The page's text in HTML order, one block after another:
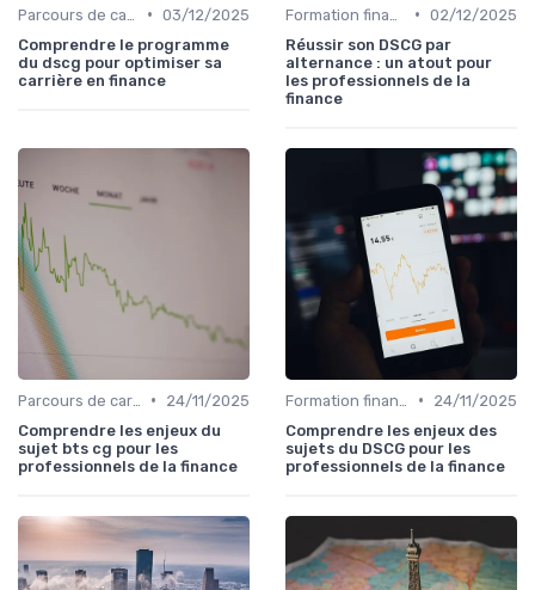
• 03/12/2025
Comprendre le programme
du dscg pour optimiser sa
carrière en finance
• 02/12/2025
Réussir son DSCG par
alternance : un atout pour
les professionnels de la
finance
•
24/11/2025
Comprendre les enjeux du
sujet bts cg pour les
professionnels de la finance
•
24/11/2025
Comprendre les enjeux des
sujets du DSCG pour les
professionnels de la finance